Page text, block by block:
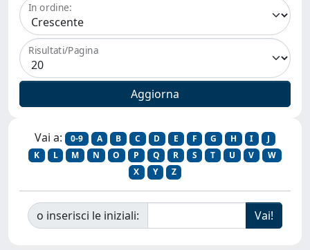
In ordine:
Risultati/Pagina
Vai a: 0-9 A B C D E F G H I
J
K
L M N O P Q R S T U V
W
X
Y Z
o inserisci le iniziali: